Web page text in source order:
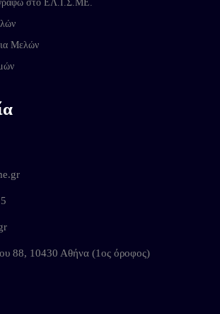
στο ΕΛ.Ι.Σ.ΜΕ.
Μελών
88, 10430 Αθήνα (1ος όροφος)